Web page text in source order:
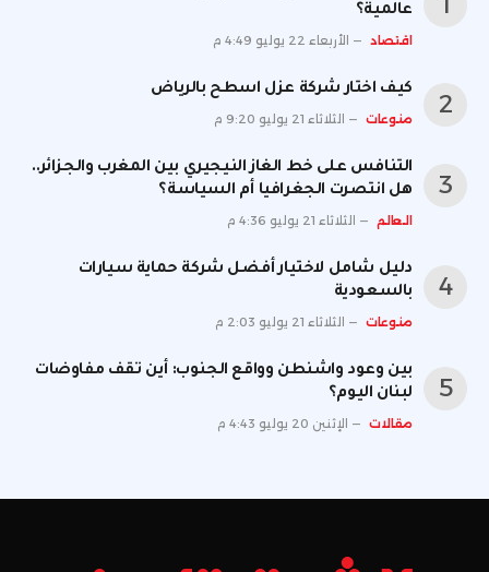
عالمية؟
اقتصاد الأربعاء 22 يوليو 4:49 م
كيف اختار شركة عزل اسطح بالرياض
منوعات الثلاثاء 21 يوليو 9:20 م
التنافس على خط الغاز النيجيري بين المغرب والجزائر..
هل انتصرت الجغرافيا أم السياسة؟
العالم الثلاثاء 21 يوليو 4:36 م
دليل شامل لاختيار أفضل شركة حماية سيارات
بالسعودية
منوعات الثلاثاء 21 يوليو 2:03 م
بين وعود واشنطن وواقع الجنوب: أين تقف مفاوضات
لبنان اليوم؟
مقالات الإثنين 20 يوليو 4:43 م